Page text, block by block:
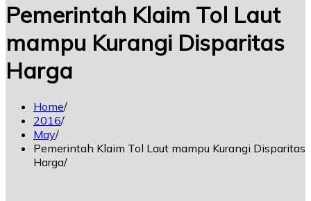
Pemerintah Klaim Tol Laut
mampu Kurangi Disparitas
Harga
Home
2016
May
Pemerintah Klaim Tol Laut mampu Kurangi Disparitas
Harga